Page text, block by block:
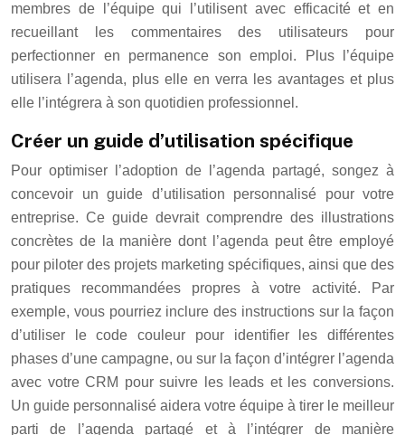
membres de l’équipe qui l’utilisent avec efficacité et en
recueillant les commentaires des utilisateurs pour
perfectionner en permanence son emploi. Plus l’équipe
utilisera l’agenda, plus elle en verra les avantages et plus
elle l’intégrera à son quotidien professionnel.
Créer un guide d’utilisation spécifique
Pour optimiser l’adoption de l’agenda partagé, songez à
concevoir un guide d’utilisation personnalisé pour votre
entreprise. Ce guide devrait comprendre des illustrations
concrètes de la manière dont l’agenda peut être employé
pour piloter des projets marketing spécifiques, ainsi que des
pratiques recommandées propres à votre activité. Par
exemple, vous pourriez inclure des instructions sur la façon
d’utiliser le code couleur pour identifier les différentes
phases d’une campagne, ou sur la façon d’intégrer l’agenda
avec votre CRM pour suivre les leads et les conversions.
Un guide personnalisé aidera votre équipe à tirer le meilleur
parti de l’agenda partagé et à l’intégrer de manière